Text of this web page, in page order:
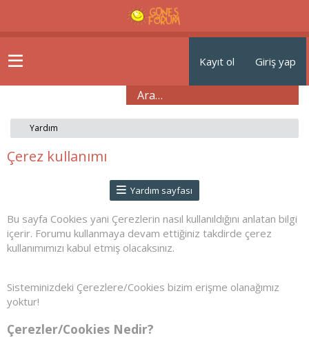
Kayıt ol Giriş yap
Yardım
Çerez kullanımı
Yardım sayfası
Bu sayfa Cookies yani Çerezlerin nasıl kullanıldığını anlatan bilgi
içerir. Forumu kullanmaya devam ettiğiniz takdirde çerez
kullanımımızı kabul etmiş olacaksınız.
Sisteminizdeki Çerezlere/Cookies bizim erişme olanağımız
yoktur!
Çerezler/Cookies Nedir?